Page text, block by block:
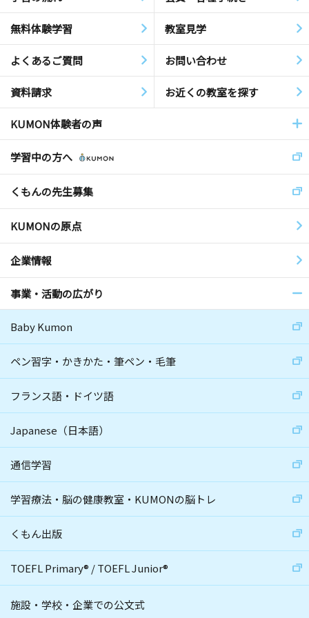
無料体験学習 教室見学
よくあるご質問 お問い合わせ
資料請求 お近くの教室を探す
KUMON体験者の声
学習中の方へ
くもんの先生募集
KUMONの原点
企業情報
事業・活動の広がり
Baby Kumon
ペン習字・かきかた・筆ペン・毛筆
フランス語・ドイツ語
Japanese（日本語）
通信学習
学習療法・脳の健康教室・KUMONの脳トレ
くもん出版
TOEFL Primary® /TOEFL Junior®
施設・学校・企業での公文式